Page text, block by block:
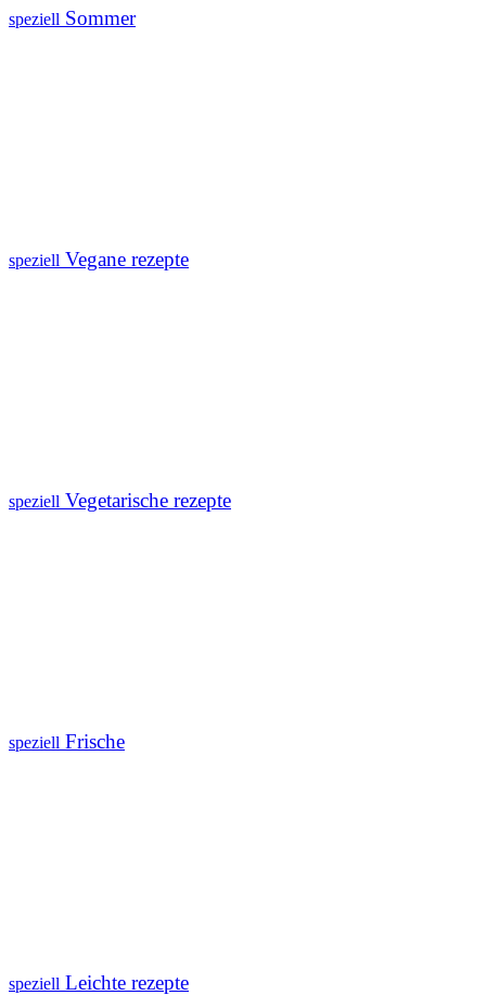
speziell Sommer
speziell Vegane rezepte
speziell Vegetarische rezepte
speziell Frische
speziell Leichte rezepte